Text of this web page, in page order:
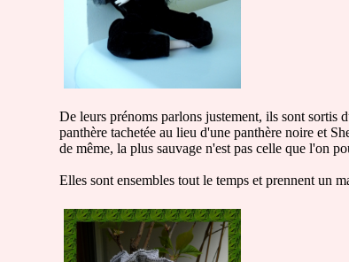
De leurs prénoms parlons justement, ils sont
panthère tachetée au lieu d'une panthère noire et
de même, la plus sauvage n'est pas celle que l'on
Elles sont ensembles tout le temps et prennent un